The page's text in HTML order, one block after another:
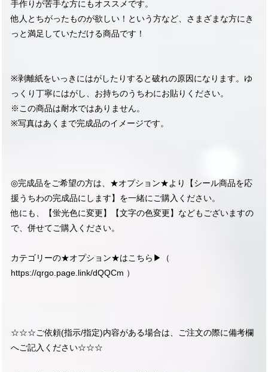
手作りが苦手な方にもオススメです。
他人とちがったものが欲しい！という方など、さまざまな方にき
っと満足していただける商品です！
※剥離紙をいっきにはがしたりすると破れの原因になります。ゆ
っくり丁寧にはがし、お持ちのうちわにお貼りください。
※この商品は耐水ではありません。
※写真はあくまで完成品のイメージです。
◎完成品をご希望の方は、★オプション★より【シール商品を応
援うちわの完成品にします】を一緒にご購入ください。
他にも、【蛍光色に変更】【文字の色変更】などもございますの
で、併せてご購入ください。
カテゴリーの★オプション★はこちら▶︎（
https://qrgo.page.link/dQQCm ）
☆☆☆ご依頼(指示/指定)内容がある場合は、ご注文の際に備考欄
へご記入ください☆☆☆